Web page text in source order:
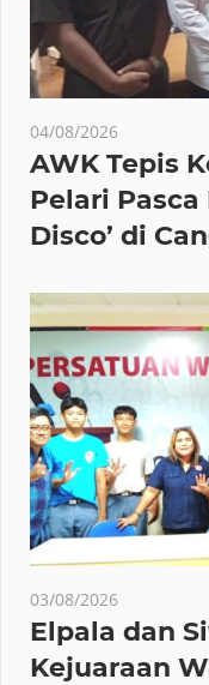
04/08/2026
AWK Tepis
Pelari Pasca
Disco’ di
03/08/2026
Elpala dan
Kejuaraan